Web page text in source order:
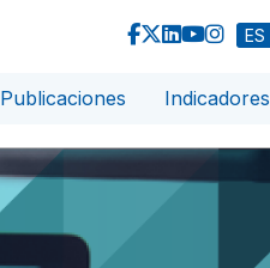
ES
Publicaciones Indicadores